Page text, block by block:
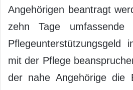
Angehörigen beantragt
zehn Tage
Pflegeunterstützungsgeld
mit der Pflege
der nahe Angehörige die